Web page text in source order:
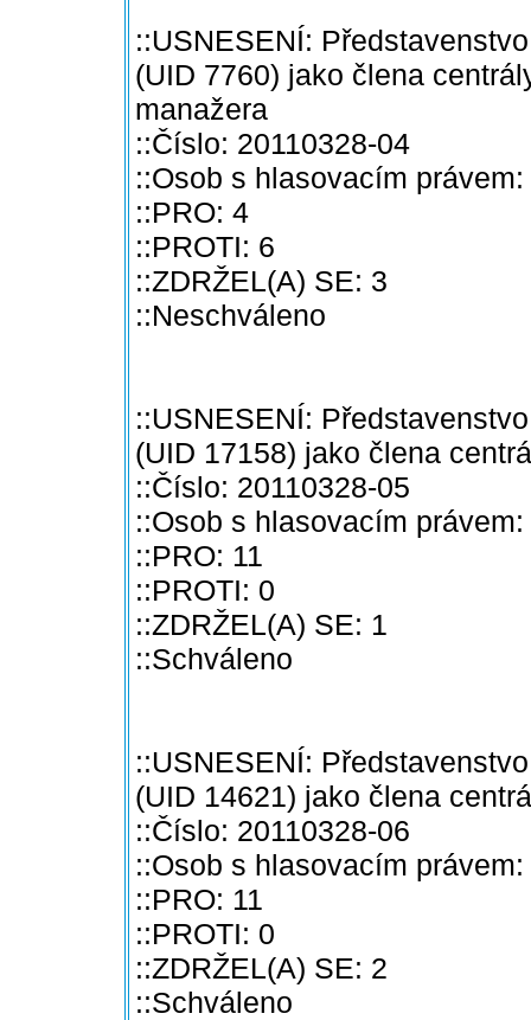
::USNESENÍ:
(UID 7760) jako člena
manažera
::Číslo: 20110328-04
::Osob s hlasovacím právem:
::PRO: 4
::PROTI: 6
::ZDRŽEL(A) SE: 3
::Neschváleno
::USNESENÍ:
(UID 17158) jako člena
::Číslo: 20110328-05
::Osob s hlasovacím právem:
::PRO: 11
::PROTI: 0
::ZDRŽEL(A) SE: 1
::Schváleno
::USNESENÍ:
(UID 14621) jako člena
::Číslo: 20110328-06
::Osob s hlasovacím právem:
::PRO: 11
::PROTI: 0
::ZDRŽEL(A) SE: 2
::Schváleno